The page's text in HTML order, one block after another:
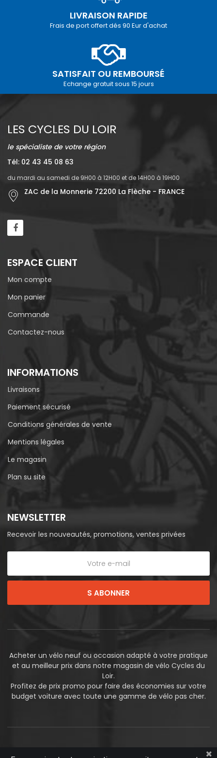
LIVRAISON RAPIDE
Frais de port offert dés 90 Eur d'achat
SATISFAIT OU REMBOURSÉ
Echange gratuit sous 15 jours
LES CYCLES DU LOIR
le spécialiste de votre région
Tél: 02 43 45 08 63
du mardi au samedi de 9H00 à 12H00 et de 14H00 à 19H00
ZAC de la Monnerie 72200 La Flèche - FRANCE
ESPACE CLIENT
Mon compte
Mon panier
Commande
Contactez-nous
INFORMATIONS
Livraisons
Paiement sécurisé
Conditions générales de vente
Mentions légales
Le magasin
Plan su site
NEWSLETTER
Recevoir les nouveautés, promotions, ventes privées
S ABONNER
Acheter un vélo neuf ou occasion adapté à votre pratique
et au meilleur prix dans notre magasin de vélo Cycles du
Loir.
Profitez de prix promo pour faire des économies sur votre
budget voiture avec toute une gamme de vélo pas cher.